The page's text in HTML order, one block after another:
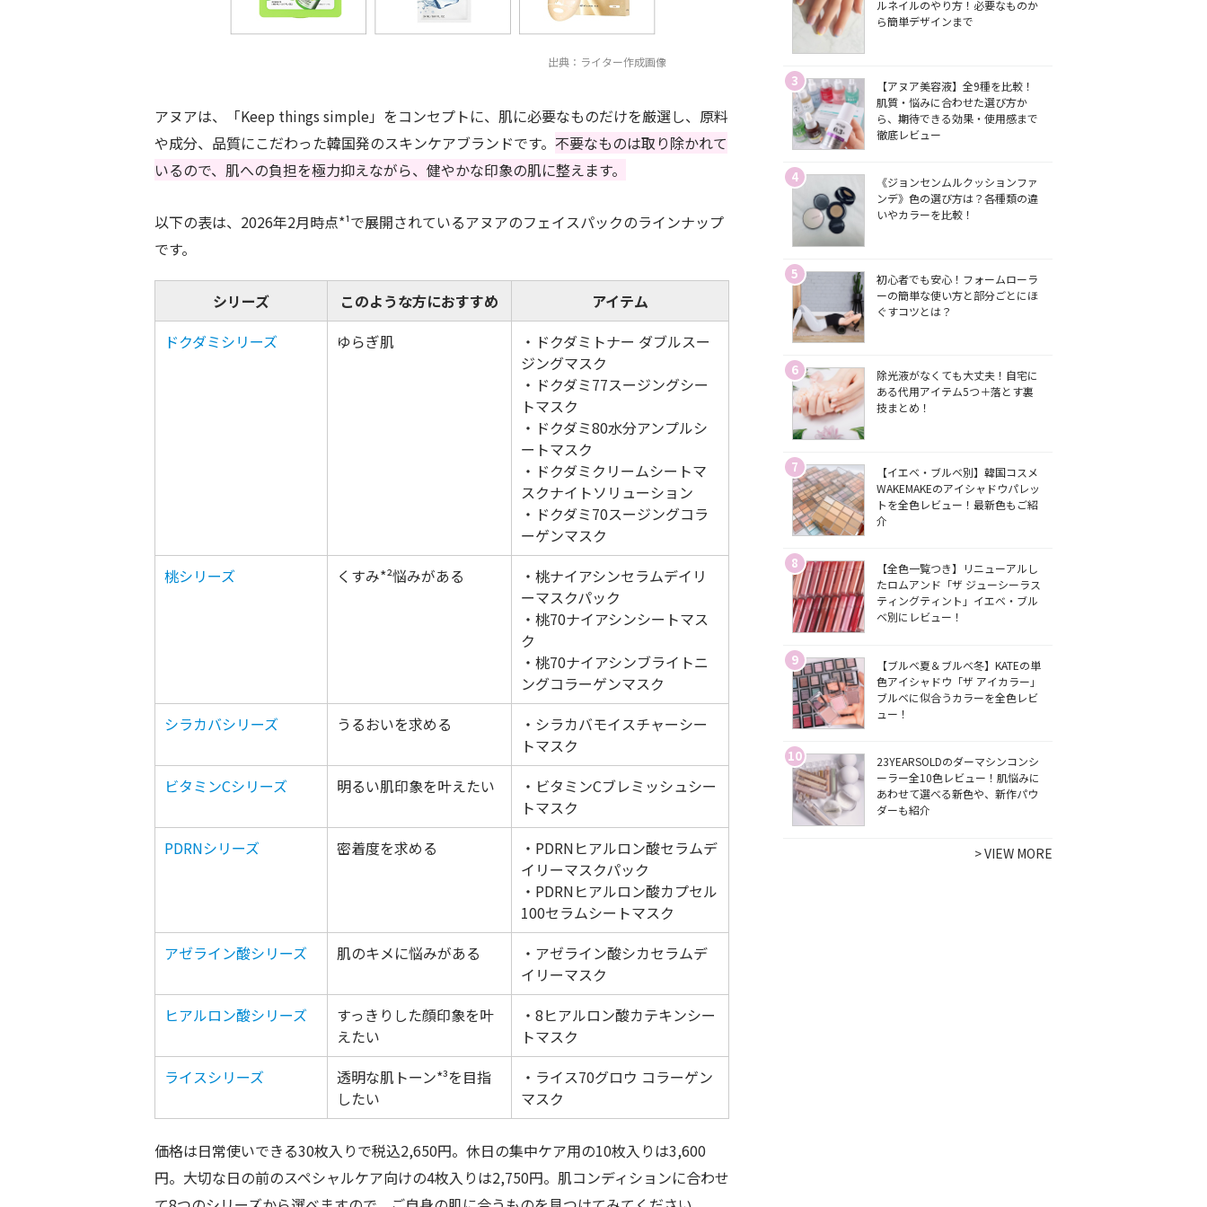
出典：ライター作成画像
アヌアは、「Keep things simple」をコンセプトに、肌に必要なものだけを厳選し、原料
や成分、品質にこだわった韓国発のスキンケアブランドです。 不要なものは取り除かれて
いるので、肌への負担を極力抑えながら、健やかな印象の肌に整えます。
以下の表は、2026年2月時点*¹で展開されているアヌアのフェイスパックのラインナップ
です。
シリーズ このような方におすすめ
アイテム
ドクダミシリーズ
ゆらぎ肌
・ドクダミトナー ダブルスー
ジングマスク
・ドクダミ77スージングシー
トマスク
・ドクダミ80水分アンプルシ
ートマスク
・ドクダミクリームシートマ
スクナイトソリューション
・ドクダミ70スージングコラ
ーゲンマスク
桃シリーズ
くすみ*²悩みがある
・桃ナイアシンセラムデイリ
ーマスクパック
・桃70ナイアシンシートマス
ク
・桃70ナイアシンブライトニ
ングコラーゲンマスク
シラカバシリーズ
うるおいを求める
・シラカバモイスチャーシー
トマスク
ビタミンCシリーズ
明るい肌印象を叶えたい
・ビタミンCブレミッシュシー
トマスク
PDRNシリーズ
密着度を求める
・PDRNヒアルロン酸セラムデ
イリーマスクパック
・PDRNヒアルロン酸カプセル
100セラムシートマスク
アゼライン酸シリーズ
肌のキメに悩みがある
・アゼライン酸シカセラムデ
イリーマスク
ヒアルロン酸シリーズ
すっきりした顔印象を叶
えたい
・8ヒアルロン酸カテキンシー
トマスク
ライスシリーズ
透明な肌トーン*³を目指
したい
・ライス70グロウ コラーゲン
マスク
価格は日常使いできる30枚入りで税込2,650円。休日の集中ケア用の10枚入りは3,600
円。大切な日の前のスペシャルケア向けの4枚入りは2,750円。肌コンディションに合わせ
ルネイルのやり方！必要なものか
ら簡単デザインまで
3
【アヌア美容液】全9種を比較！
肌質・悩みに合わせた選び方か
ら、期待できる効果・使用感まで
徹底レビュー
4
《ジョンセンムルクッションファ
ンデ》色の選び方は？各種類の違
いやカラーを比較！
5
初心者でも安心！フォームローラ
ーの簡単な使い方と部分ごとにほ
ぐすコツとは？
6
除光液がなくても大丈夫！自宅に
ある代用アイテム5つ＋落とす裏
技まとめ！
7
【イエベ・ブルベ別】韓国コスメ
WAKEMAKEのアイシャドウパレッ
トを全色レビュー！最新色もご紹
介
8
【全色一覧つき】リニューアルし
たロムアンド「ザ ジューシーラス
ティングティント」イエベ・ブル
ベ別にレビュー！
9
【ブルベ夏＆ブルベ冬】KATEの単
色アイシャドウ「ザ アイカラー」
ブルベに似合うカラーを全色レビ
ュー！
10
23YEARSOLDのダーマシンコンシ
ーラー全10色レビュー！肌悩みに
あわせて選べる新色や、新作パウ
ダーも紹介
>VIEW MORE